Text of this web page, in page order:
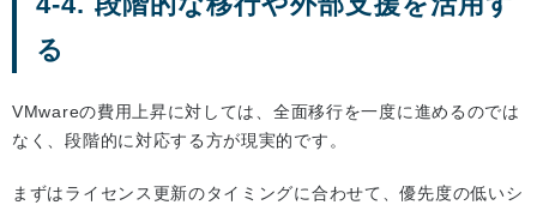
る
VMwareの費用上昇に対しては、全面移行を一度に進めるのでは
なく、段階的に対応する方が現実的です。
まずはライセンス更新のタイミングに合わせて、優先度の低いシ